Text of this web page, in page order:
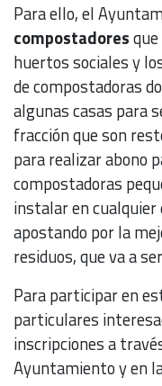
Para ello, el
compostadores
huertos sociales y
de compostadoras
algunas casas para
fracción que son
para realizar abono
compostadoras
instalar en
apostando por la
residuos, que va a
Para participar en
particulares
inscripciones a
Ayuntamiento y en